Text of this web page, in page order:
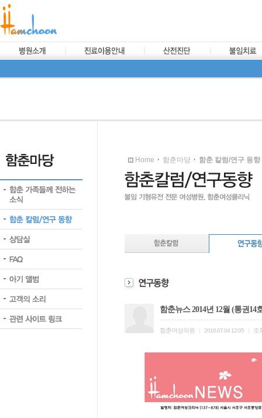
Home 함춘마당 함춘 칼럼/연구 동향
함춘뉴스 2014년 12월 (통권14
함춘여성의원 2016.07.04 12:05 조